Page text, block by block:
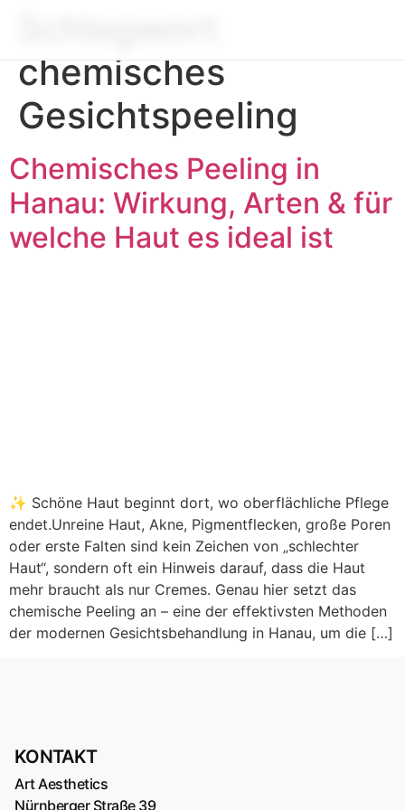
chemisches
Gesichtspeeling
Chemisches Peeling in
Hanau: Wirkung, Arten & für
welche Haut es ideal ist
✨ Schöne Haut beginnt dort, wo oberflächliche Pflege
endet.Unreine Haut, Akne, Pigmentflecken, große Poren
oder erste Falten sind kein Zeichen von „schlechter
Haut“, sondern oft ein Hinweis darauf, dass die Haut
mehr braucht als nur Cremes. Genau hier setzt das
chemische Peeling an – eine der effektivsten Methoden
der modernen Gesichtsbehandlung in Hanau, um die […]
KONTAKT
Art Aesthetics
Nürnberger Straße 39